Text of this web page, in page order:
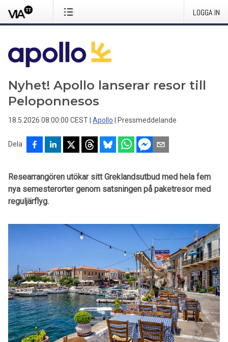
LOGGA IN
Nyhet! Apollo lanserar resor till
Peloponnesos
18.5.2026 08:00:00 CEST Apollo Pressmeddelande
Dela
Researrangören utökar sitt Greklandsutbud med hela fem
nya semesterorter genom satsningen på paketresor med
reguljärflyg.